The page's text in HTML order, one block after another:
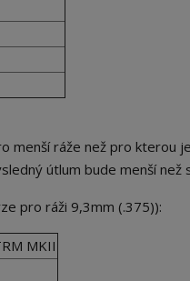
menší ráže než pro kterou
útlum bude menší než
pro ráži 9,3mm (.375)):
MKII